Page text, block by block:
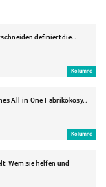
definiert die…
Kolumne
All-in-One-Fabrikökosy…
Kolumne
Wem sie helfen und